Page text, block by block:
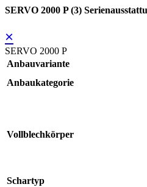
SERVO 2000 P (3)
×
SERVO 2000 P
Anbauvariante
Anbaukategorie
Vollblechkörper
Schartyp